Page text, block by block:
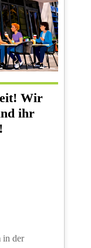
Wir
ihr
in der